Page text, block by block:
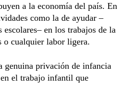
a la economía del país. En
como la de ayudar –
en los trabajos de la
o cualquier labor ligera.
genuina privación de infancia
el trabajo infantil que